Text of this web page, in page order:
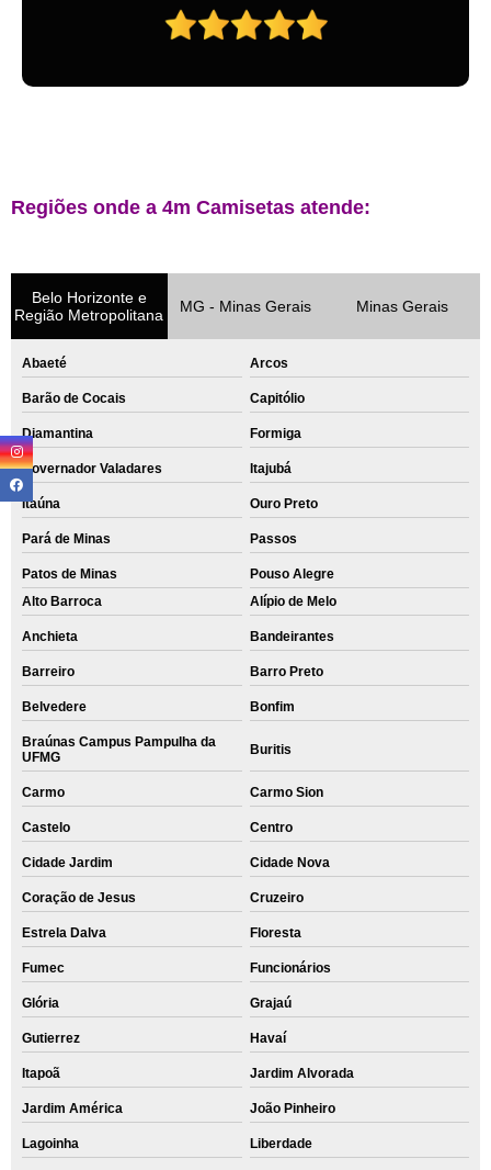
Regiões onde a 4m Camisetas atende:
Belo Horizonte e
Região Metropolitana
MG - Minas Gerais Minas Gerais
Abaeté Arcos
Barão de Cocais Capitólio
Diamantina Formiga
Governador Valadares Itajubá
Itaúna Ouro Preto
Pará de Minas Passos
Patos de Minas
Pouso Alegre
Alto Barroca
Alípio de Melo
Anchieta Bandeirantes
Barreiro Barro Preto
Belvedere Bonfim
Braúnas Campus Pampulha da
UFMG
Buritis
Carmo Carmo Sion
Castelo Centro
Cidade Jardim Cidade Nova
Coração de Jesus Cruzeiro
Estrela Dalva Floresta
Fumec Funcionários
Glória Grajaú
Gutierrez Havaí
Itapoã Jardim Alvorada
Jardim América João Pinheiro
Lagoinha Liberdade